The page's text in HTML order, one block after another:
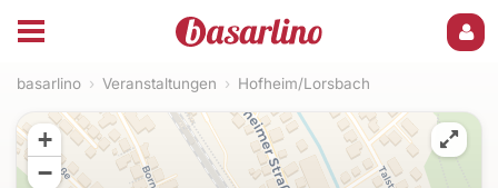
basarlino › Veranstaltungen › Hofheim/Lorsbach
+
−